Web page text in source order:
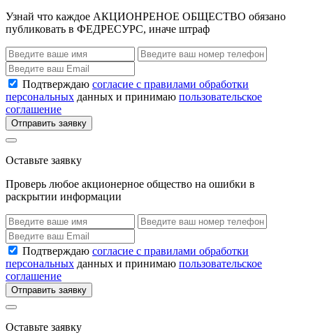
Узнай что каждое АКЦИОНРЕНОЕ ОБЩЕСТВО обязано
публиковать в ФЕДРЕСУРС, иначе штраф
Подтверждаю согласие с правилами обработки
персональных данных и принимаю пользовательское
соглашение
Отправить заявку
Оставьте заявку
Проверь любое акционерное общество на ошибки в
раскрытии информации
Подтверждаю согласие с правилами обработки
персональных данных и принимаю пользовательское
соглашение
Отправить заявку
Оставьте заявку